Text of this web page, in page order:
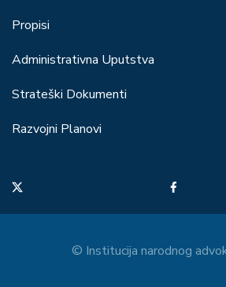
Propisi
Administrativna Uputstva
Strateški Dokumenti
Razvojni Planovi
© Institucija narodnog